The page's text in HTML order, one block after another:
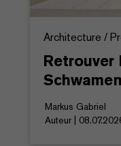
Architecture /
Retrouver
Markus Gabriel
Auteur |